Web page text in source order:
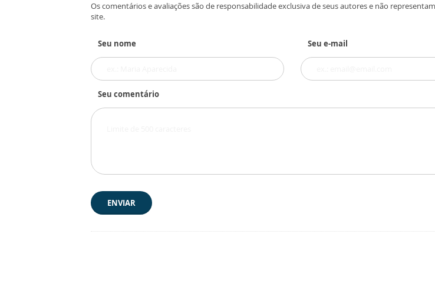
Os comentários e avaliações são de responsabilidade exclusiva de seus autores e não
site.
Seu nome Seu e-mail
Seu comentário
ENVIAR